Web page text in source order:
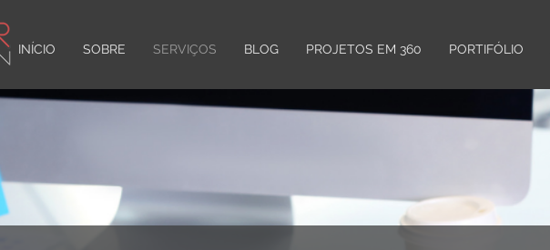
INÍCIO SOBRE SERVIÇOS BLOG PROJETOS EM 360 PORTIFÓLIO